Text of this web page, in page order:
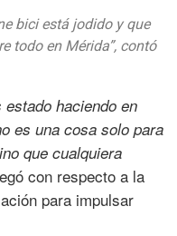
bici está jodido y que
todo en Mérida”, contó
estado haciendo en
es una cosa solo para
que cualquiera
con respecto a la
para impulsar